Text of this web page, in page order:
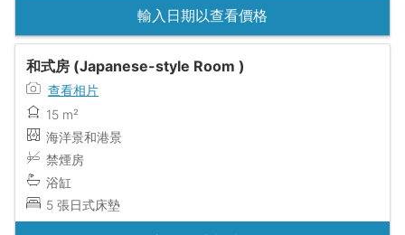
輸入日期以查看價格
和式房 (Japanese-style Room )
查看相片
15 m²
海洋景和港景
禁煙房
浴缸
5 張日式床墊